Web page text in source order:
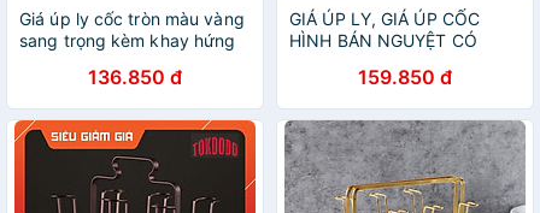
Giá úp ly cốc tròn màu vàng
sang trọng kèm khay hứng
136.850 đ
GIÁ ÚP LY, GIÁ ÚP CỐC
HÌNH BÁN NGUYỆT CÓ
159.850 đ